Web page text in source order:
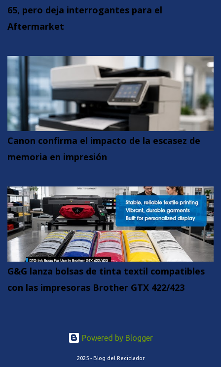
65, pero deja interrogantes para el
Aftermarket
Canon confirma el impacto de la escasez de
memoria en impresión
G&G lanza bolsas de tinta textil compatibles
con las impresoras Brother GTX 422/423
Powered by Blogger
2025 - Blog del Reciclador